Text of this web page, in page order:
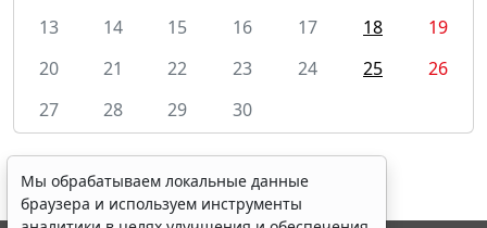
13
14 15 16 17 18
19
20
21 22 23 24 25
26
27
28 29 30
Мы обрабатываем локальные данные
браузера и используем инструменты